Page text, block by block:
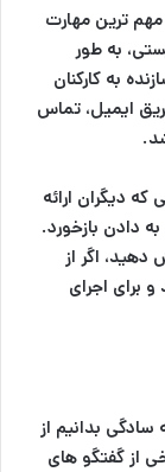
ترین مهارت
به طور
به کارکنان
ایمیل، تماس
که دیگران ارائه
دادن بازخورد.
اگر از
برای اجرای
بدانیم از
از گفتگو های